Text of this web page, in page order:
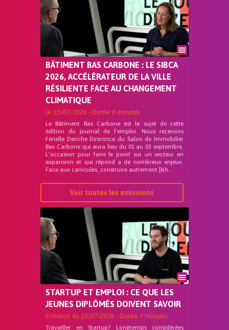
BÂTIMENT BAS CARBONE : LE SIBCA
2026, ACCÉLÉRATEUR DE LA VILLE
RÉSILIENTE FACE AU CHANGEMENT
CLIMATIQUE
le 15/07/2026 - Durée 8 minutes
Le Bâtiment Bas Carbone est le sujet de cette
édition du journal de l’emploi. Nous recevons
Férielle Deriche Directrice du Salon de Immobilier
Bas Carbone qui aura lieu du 01 au 03 septembre.
L’occasion pour faire le point sur un secteur en
expansion et qui répond a de nombreux enjeux.
Face aux canicules, construire autrement [&h...
Voir toutes les emissions
STARTUP ET EMPLOI : CE QUE LES
JEUNES DIPLÔMÉS DOIVENT SAVOIR
Emission du 10/07/2026 - Durée 7 minutes
Travailler en Startup? Longtemps considérées